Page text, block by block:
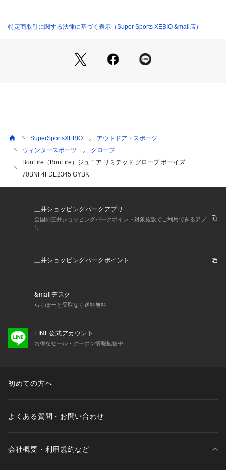
●耐水圧:10000mm
※弊社独自の採寸・計量方法により計測を行っておりますた
め、多少の誤差が生じる場合があります。
※ブラウザやお使いのモニター環境により、掲載画像と実際の
商品の色味が若干異なる場合があります。
※掲載の価格・製品のパッケージ・デザイン・仕様について、
予告なく変更することがあります。あらかじめご了承くださ
ウインターグローブ ウィンターグローブ 五指グローブ 五本指
グローブ Junior ジュニア じゅにあ 子供 アウトドア ウィンタ
ー スポーツ スノボー SKI SNOWBOARD スキー用品 スノーボ
特定商取引に関する法律に基づく表示（Super Sports XEBIO &mall店）
SuperSportsXEBIO
アウトドア・スポーツ
ウィンタースポーツ
グローブ
BonFire（BonFire）ジュニア リミテッド グローブ ボーイズ
70BNF4FDE2345 GYBK
三井ショッピングパークアプリ
全国の三井ショッピングパークポイント対象施設でご利用できるアプ
リ
三井ショッピングパークポイント
&mallデスク
ららぽーと受取なら送料無料
LINE公式アカウント
お得なセール・クーポン情報配信中
初めての方へ
よくある質問・お問い合わせ
会社概要・利用規約など